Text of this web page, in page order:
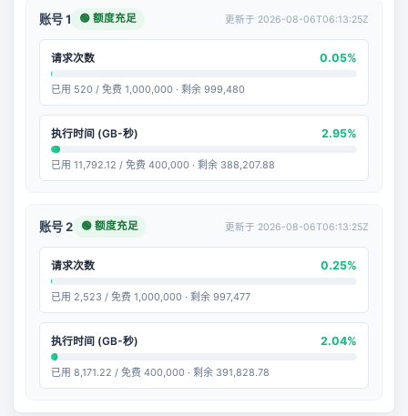
账号 1 🟢 额度充足 更新于 2026-08-06T06:13:25Z
请求次数 0.05%
已用 520 / 免费 1,000,000 · 剩余 999,480
执行时间 (GB-秒) 2.95%
已用 11,792.12 / 免费 400,000 · 剩余 388,207.88
账号 2 🟢 额度充足 更新于 2026-08-06T06:13:25Z
请求次数 0.25%
已用 2,523 / 免费 1,000,000 · 剩余 997,477
执行时间 (GB-秒) 2.04%
已用 8,171.22 / 免费 400,000 · 剩余 391,828.78